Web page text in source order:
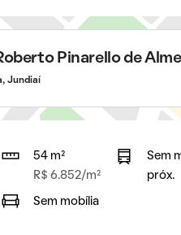
Pinarello de
Jundiaí
54 m²
R$ 6.852/m²
Sem
próx.
Sem mobília